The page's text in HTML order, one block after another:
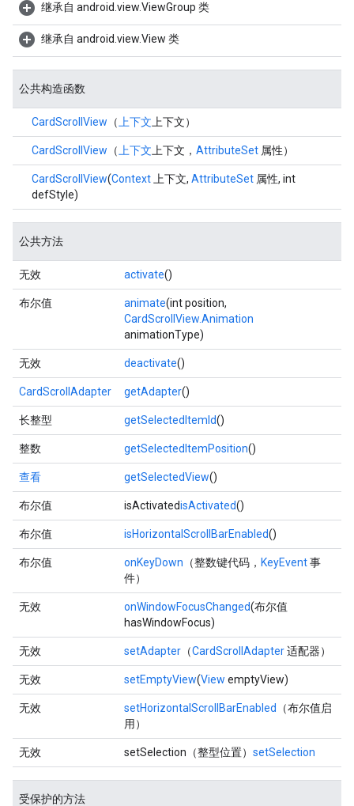
继承自 android.view.ViewGroup 类
继承自 android.view.View 类
公共构造函数
CardScrollView （ 上下文 上下文）
CardScrollView （ 上下文 上下文， AttributeSet 属性）
CardScrollView(Context 上下文, AttributeSet 属性, int
defStyle)
公共方法
无效 activate()
布尔值 animate(int position,
CardScrollView.Animation
animationType)
无效 deactivate()
CardScrollAdapter getAdapter()
长整型 getSelectedItemId()
整数 getSelectedItemPosition()
查看 getSelectedView()
布尔值 isActivatedisActivated()
布尔值 isHorizontalScrollBarEnabled()
布尔值 onKeyDown （整数键代码， KeyEvent事
件）
无效 onWindowFocusChanged(布尔值
hasWindowFocus)
无效 setAdapter （CardScrollAdapter适配器）
无效 setEmptyView(View emptyView)
无效 setHorizontalScrollBarEnabled
（布尔值启
用）
无效 setSelection （整型位置） setSelection
受保护的方法